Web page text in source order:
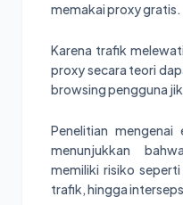
memakai proxy gratis.
Karena trafik
proxy secara teori
browsing pengguna
Penelitian
menunjukkan
memiliki risiko
trafik, hingga